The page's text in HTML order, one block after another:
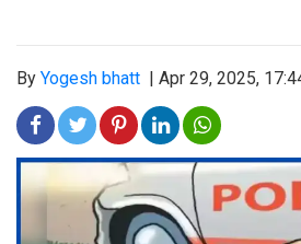
By Yogesh bhatt Apr 29, 2025,